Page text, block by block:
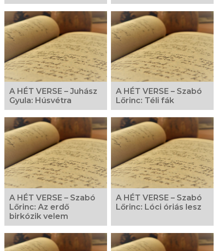
A HÉT VERSE – Juhász
Gyula: Húsvétra
A HÉT VERSE – Szabó
Lőrinc: Téli fák
A HÉT VERSE – Szabó
Lőrinc: Az erdő
birkózik velem
A HÉT VERSE – Szabó
Lőrinc: Lóci óriás lesz